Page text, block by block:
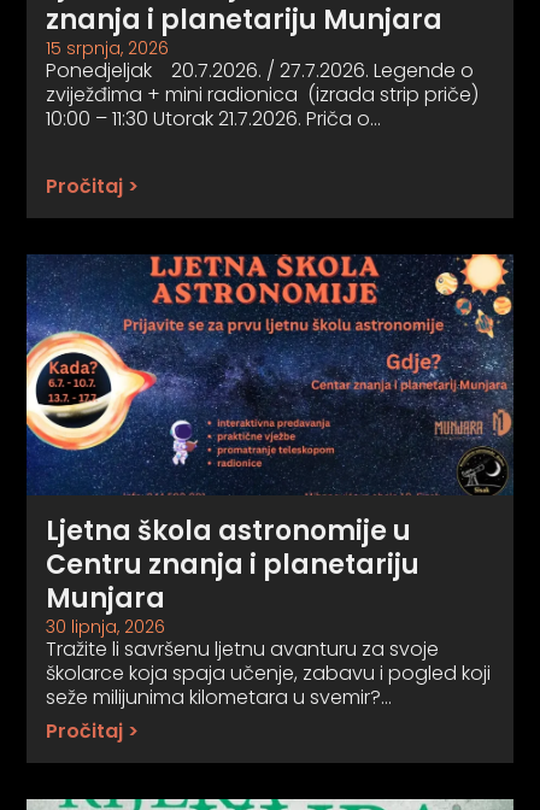
znanja i planetariju Munjara
15 srpnja, 2026
Ponedjeljak 20.7.2026. / 27.7.2026. Legende o
zviježđima + mini radionica (izrada strip priče)
10:00 – 11:30 Utorak 21.7.2026. Priča o…
Pročitaj >
Ljetna škola astronomije u
Centru znanja i planetariju
Munjara
30 lipnja, 2026
Tražite li savršenu ljetnu avanturu za svoje
školarce koja spaja učenje, zabavu i pogled koji
seže milijunima kilometara u svemir?…
Pročitaj >